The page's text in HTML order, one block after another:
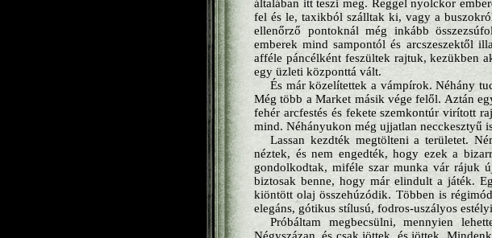
általában itt teszi meg. Reggel nyolckor
fel és le, taxikból szálltak ki, vagy a
ellenőrző pontoknál még inkább
emberek mind sampontól és arcszeszektől
afféle páncélként feszültek rajtuk, kezükben
egy üzleti központtá vált.
És már közelítettek a vámpírok. Néhány
Még több a Market másik vége felől. Aztán
fehér arcfestés és fekete szemkontúr virított
mind. Néhányukon még ujjatlan necckesztyű
Lassan kezdték megtölteni a területet.
néztek, és nem engedték, hogy ezek a
gondolkodtak, miféle szar munka vár rájuk
biztosak benne, hogy már elindult a játék.
kiöntött olaj összehúzódik. Többen is
elegáns, gótikus stílusú, fodros-uszályos
Próbáltam megbecsülni, mennyien